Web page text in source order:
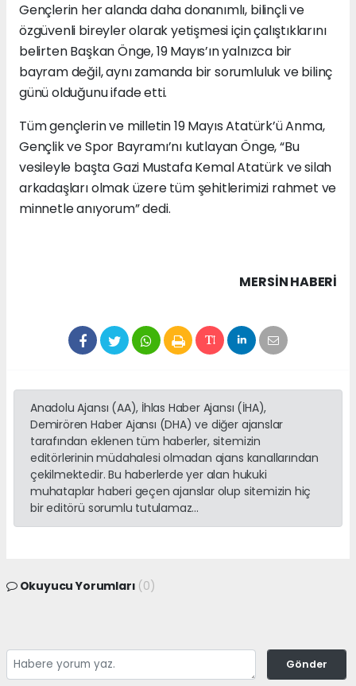
Gençlerin her alanda daha donanımlı, bilinçli ve
özgüvenli bireyler olarak yetişmesi için çalıştıklarını
belirten Başkan Önge, 19 Mayıs’ın yalnızca bir
bayram değil, aynı zamanda bir sorumluluk ve bilinç
günü olduğunu ifade etti.
Tüm gençlerin ve milletin 19 Mayıs Atatürk’ü Anma,
Gençlik ve Spor Bayramı’nı kutlayan Önge, “Bu
vesileyle başta Gazi Mustafa Kemal Atatürk ve silah
arkadaşları olmak üzere tüm şehitlerimizi rahmet ve
minnetle anıyorum” dedi.
MERSIN HABERİ
Anadolu Ajansı (AA), İhlas Haber Ajansı (İHA),
Demirören Haber Ajansı (DHA) ve diğer ajanslar
tarafından eklenen tüm haberler, sitemizin
editörlerinin müdahalesi olmadan ajans kanallarından
çekilmektedir. Bu haberlerde yer alan hukuki
muhataplar haberi geçen ajanslar olup sitemizin hiç
bir editörü sorumlu tutulamaz...
Okuyucu Yorumları (0)
Gönder